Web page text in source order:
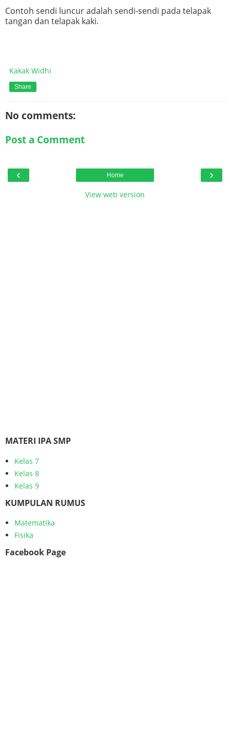
Contoh sendi luncur adalah sendi-sendi pada telapak
tangan dan telapak kaki.
Kakak Widhi
Share
No comments:
Post a Comment
‹ ›
Home
View web version
MATERI IPA SMP
Kelas 7
Kelas 8
Kelas 9
KUMPULAN RUMUS
Matematika
Fisika
Facebook Page